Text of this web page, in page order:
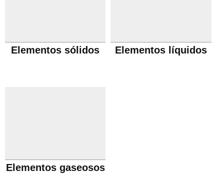
Elementos sólidos Elementos líquidos
Elementos gaseosos